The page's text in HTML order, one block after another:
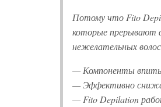
Потому что Fito
которые прерывают
нежелательных
— Компоненты
— Эффективно
— Fito Depilation